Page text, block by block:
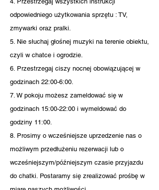
odpowiedniego użytkowania sprzętu : TV,
zmywarki oraz pralki.
5. Nie słuchaj głośnej muzyki na terenie obiektu,
czyli w chatce i ogrodzie.
6. Przestrzegaj ciszy nocnej obowiązującej w
godzinach 22:00-6:00.
7. W pokoju możesz zameldować się w
godzinach 15:00-22:00 i wymeldować do
godziny 11:00.
8. Prosimy o wcześniejsze uprzedzenie nas o
możliwym przedłużeniu rezerwacji lub o
wcześniejszym/późniejszym czasie przyjazdu
do chatki. Postaramy się zrealizować prośbę w